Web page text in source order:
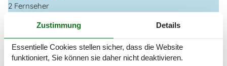
2 Fernseher
Smart TV
In der Nähe
Badeland
Zustimmung Details
Essentielle Cookies stellen sicher, dass die Website
funktioniert, Sie können sie daher nicht deaktivieren.